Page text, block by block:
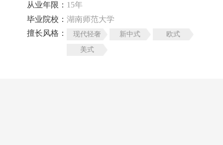
从业年限： 15年
毕业院校： 湖南师范大学
擅长风格：
现代轻奢 新中式 欧式
美式